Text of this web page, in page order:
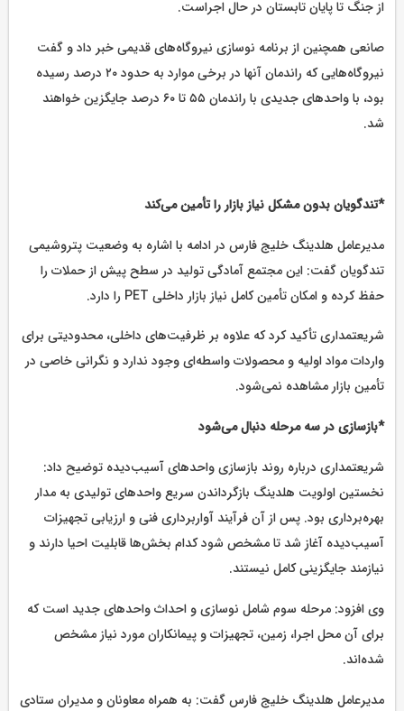
از جنگ تا پایان تابستان در حال اجراست.
صانعی همچنین از برنامه نوسازی نیروگاه‌های قدیمی خبر داد و گفت
نیروگاه‌هایی که راندمان آنها در برخی موارد به حدود ۲۰ درصد رسیده
بود، با واحدهای جدیدی با راندمان ۵۵ تا ۶۰ درصد جایگزین خواهند
شد.
*تندگویان بدون مشکل نیاز بازار را تأمین می‌کند
مدیرعامل هلدینگ خلیج فارس در ادامه با اشاره به وضعیت پتروشیمی
تندگویان گفت: این مجتمع آمادگی تولید در سطح پیش از حملات را
حفظ کرده و امکان تأمین کامل نیاز بازار داخلی PET را دارد.
شریعتمداری تأکید کرد که علاوه بر ظرفیت‌های داخلی، محدودیتی برای
واردات مواد اولیه و محصولات واسطه‌ای وجود ندارد و نگرانی خاصی در
تأمین بازار مشاهده نمی‌شود.
*بازسازی در سه مرحله دنبال می‌شود
شریعتمداری درباره روند بازسازی واحدهای آسیب‌دیده توضیح داد:
نخستین اولویت هلدینگ بازگرداندن سریع واحدهای تولیدی به مدار
بهره‌برداری بود. پس از آن فرآیند آواربرداری فنی و ارزیابی تجهیزات
آسیب‌دیده آغاز شد تا مشخص شود کدام بخش‌ها قابلیت احیا دارند و
نیازمند جایگزینی کامل نیستند.
وی افزود: مرحله سوم شامل نوسازی و احداث واحدهای جدید است که
برای آن محل اجرا، زمین، تجهیزات و پیمانکاران مورد نیاز مشخص
شده‌اند.
مدیرعامل هلدینگ خلیج فارس گفت: به همراه معاونان و مدیران ستادی